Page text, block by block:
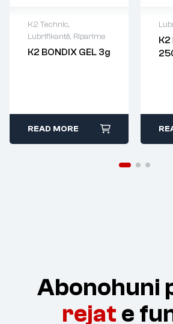
K2 Technic,
Lubrifikantë, Riparime
K2 BONDIX GEL 3g
READ MORE
K2
Abonohuni
rejat e